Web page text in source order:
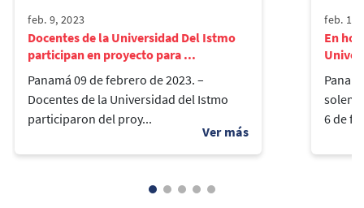
feb. 9, 2023
Docentes de la Universidad Del Istmo
participan en proyecto para ...
Panamá 09 de febrero de 2023. –
Docentes de la Universidad del Istmo
participaron del proy...
feb. 13,
En
6 de